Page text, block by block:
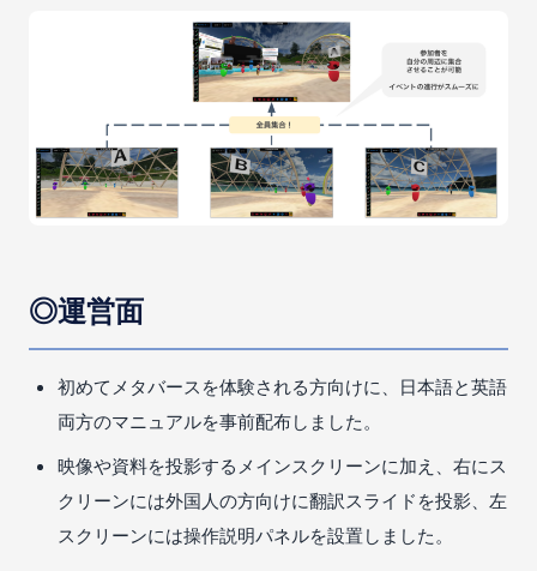
◎運営面
初めてメタバースを体験される方向けに、日本語と英語
両方のマニュアルを事前配布しました。
映像や資料を投影するメインスクリーンに加え、右にス
クリーンには外国人の方向けに翻訳スライドを投影、左
スクリーンには操作説明パネルを設置しました。